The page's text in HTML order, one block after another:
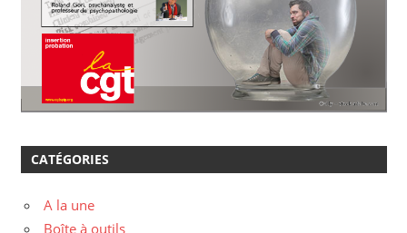
CATÉGORIES
A la une
Boîte à outils